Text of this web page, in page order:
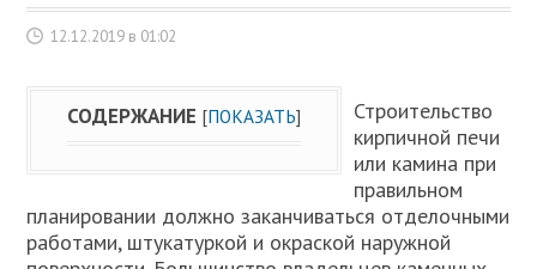
12.12.2019 в 01:02
СОДЕРЖАНИЕ [ПОКАЗАТЬ]
Строительство
кирпичной печи
или камина при
правильном
планировании должно заканчиваться отделочными
работами, штукатуркой и окраской наружной